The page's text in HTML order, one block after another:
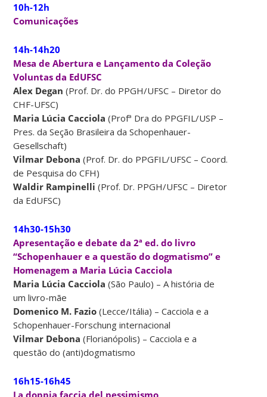
10h-12h
Comunicações
14h-14h20
Mesa de Abertura e Lançamento da Coleção
Voluntas da EdUFSC
Alex Degan (Prof. Dr. do PPGH/UFSC – Diretor do
CHF-UFSC)
Maria Lúcia Cacciola (Profª Dra do PPGFIL/USP –
Pres. da Seção Brasileira da Schopenhauer-
Gesellschaft)
Vilmar Debona (Prof. Dr. do PPGFIL/UFSC – Coord.
de Pesquisa do CFH)
Waldir Rampinelli (Prof. Dr. PPGH/UFSC – Diretor
da EdUFSC)
14h30-15h30
Apresentação e debate da 2ª ed. do livro
“Schopenhauer e a questão do dogmatismo” e
Homenagem a Maria Lúcia Cacciola
Maria Lúcia Cacciola (São Paulo) – A história de
um livro-mãe
Domenico M. Fazio (Lecce/Itália) – Cacciola e a
Schopenhauer-Forschung internacional
Vilmar Debona (Florianópolis) – Cacciola e a
questão do (anti)dogmatismo
16h15-16h45
La doppia faccia del pessimismo